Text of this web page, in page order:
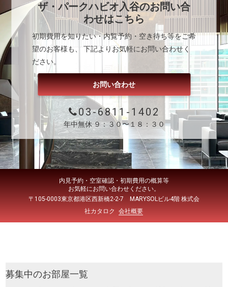
ザ・パークハビオ入谷のお問い合
わせはこちら
初期費用を知りたい・内覧予約・空き待ち等をご希
望のお客様も、 下記よりお気軽にお問い合わせく
ださい。
お問い合わせ
03-6811-1402
年中無休 ９：３０〜１８：３０
内見予約・空室確認・初期費用の概算等
お気軽にお問い合わせください。
〒105-0003東京都港区西新橋2-2-7 MARYSOLビル4階 株式会
社カタロク
会社概要
募集中のお部屋一覧